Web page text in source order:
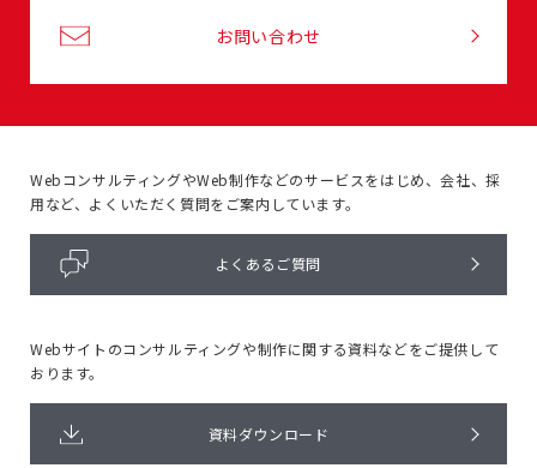
お問い合わせ
WebコンサルティングやWeb制作などのサービスをはじめ、会社、採
用など、よくいただく質問をご案内しています。
よくあるご質問
Webサイトのコンサルティングや制作に関する資料などをご提供して
おります。
資料ダウンロード